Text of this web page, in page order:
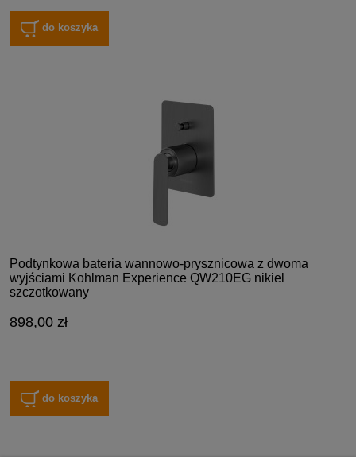
do koszyka
Podtynkowa bateria wannowo-prysznicowa z dwoma
wyjściami Kohlman Experience QW210EG nikiel
szczotkowany
898,00 zł
do koszyka